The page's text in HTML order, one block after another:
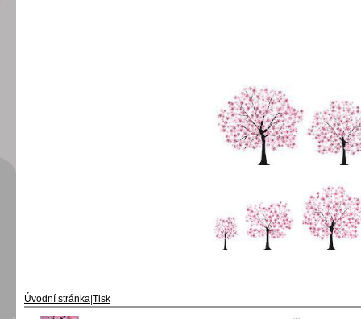
Úvodní stránka Tisk